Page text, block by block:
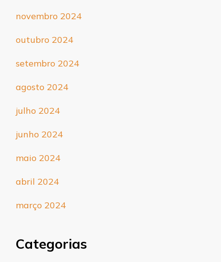
novembro 2024
outubro 2024
setembro 2024
agosto 2024
julho 2024
junho 2024
maio 2024
abril 2024
março 2024
Categorias